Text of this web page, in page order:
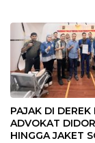
PAJAK DI DEREK
ADVOKAT
HINGGA JAKET